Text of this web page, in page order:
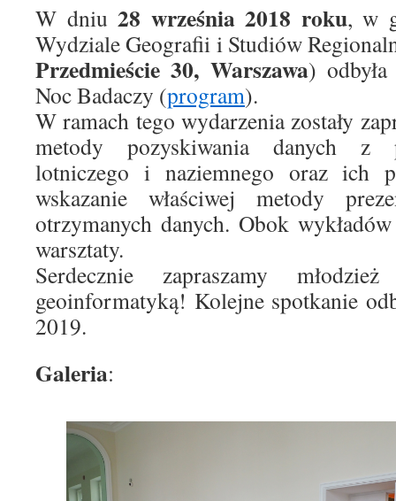
W dniu28 września 2018 roku, w
Wydziale Geografii i Studiów
Przedmieście 30, Warszawa)
Noc Badaczy (program).
W ramach tego wydarzenia zostały
metody pozyskiwania danych z
lotniczego i naziemnego oraz ich
wskazanie właściwej metody
otrzymanych danych. Obok
warsztaty.
Serdecznie zapraszamy
geoinformatyką! Kolejne spotkanie
2019.
Galeria: